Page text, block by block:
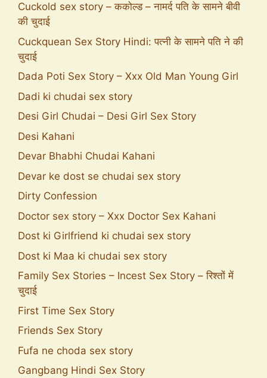
Cuckold sex story – ककोल्ड – नामर्द पति के सामने बीवी
की चुदाई
Cuckquean Sex Story Hindi: पत्नी के सामने पति ने की
चुदाई
Dada Poti Sex Story – Xxx Old Man Young Girl
Dadi ki chudai sex story
Desi Girl Chudai – Desi Girl Sex Story
Desi Kahani
Devar Bhabhi Chudai Kahani
Devar ke dost se chudai sex story
Dirty Confession
Doctor sex story – Xxx Doctor Sex Kahani
Dost ki Girlfriend ki chudai sex story
Dost ki Maa ki chudai sex story
Family Sex Stories – Incest Sex Story – रिश्तों में
चुदाई
First Time Sex Story
Friends Sex Story
Fufa ne choda sex story
Gangbang Hindi Sex Story